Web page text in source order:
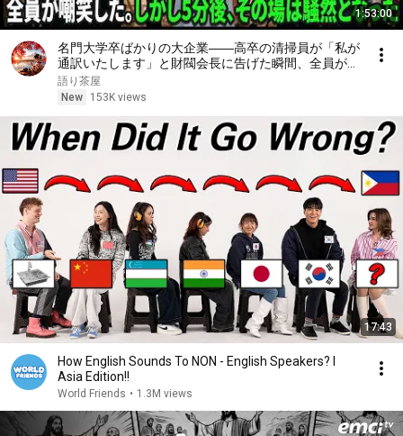
1:53:00
名門大学卒ばかりの大企業――高卒の清掃員が「私が
通訳いたします」と財閥会長に告げた瞬間、全員が嘲
笑した。しかし5分後、その場は静まり返った。#動
エピソード#老後の物語 #家族の物語
語り茶屋
New
153K views
17:43
How English Sounds To NON - English Speakers? l
Asia Edition!!
World Friends • 1.3M views